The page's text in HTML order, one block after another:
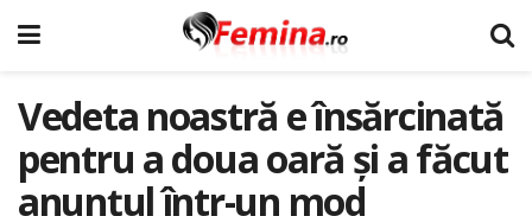
Vedeta noastră e însărcinată
pentru a doua oară și a făcut
anunțul într-un mod